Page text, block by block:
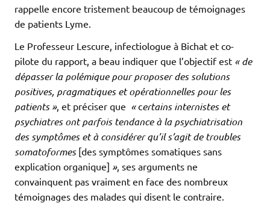
rappelle encore tristement beaucoup de témoignages
de patients Lyme.
Le Professeur Lescure, infectiologue à Bichat et co-
pilote du rapport, a beau indiquer que l’objectif est « de
dépasser la polémique pour proposer des solutions
positives, pragmatiques et opérationnelles pour les
patients », et préciser que «certains internistes et
psychiatres ont parfois tendance à la psychiatrisation
des symptômes et à considérer qu’il s’agit de troubles
somatoformes[des symptômes somatiques sans
explication organique] », ses arguments ne
convainquent pas vraiment en face des nombreux
témoignages des malades qui disent le contraire.